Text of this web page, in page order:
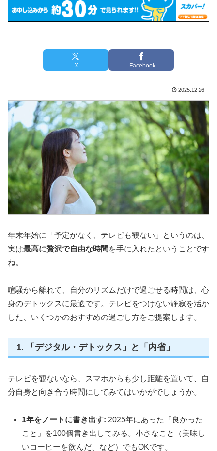
X Facebook
2025.12.26
年末年始に「予定がなく、テレビも観ない」というのは、
実は最高に贅沢で自由な時間 を手に入れたということです
ね。
喧騒から離れて、自分のリズムだけで過ごせる時間は、心
身のデトックスに最適です。テレビをつけない静寂を活か
した、いくつかのおすすめの過ごし方をご提案します。
1. 「デジタル・デトックス」と「内省」
テレビを観ないなら、スマホからも少し距離を置いて、自
分自身と向き合う時間にしてみてはいかがでしょうか。
1年をノートに書き出す: 2025年にあった「良かった
こと」を100個書き出してみる。小さなこと（美味し
いコーヒーを飲んだ、など）でもOKです。